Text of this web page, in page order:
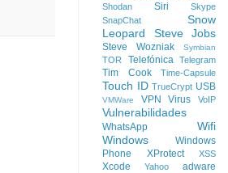
Shodan Siri
Skype
SnapChat
Snow
Leopard
Steve Jobs
Steve Wozniak Symbian
TOR Telefónica Telegram
Tim Cook Time-Capsule
Touch ID TrueCrypt USB
VMWare VPN Virus VoIP
Vulnerabilidades
WhatsApp
Wifi
Windows
Windows
Phone
XProtect XSS
Xcode Yahoo adware